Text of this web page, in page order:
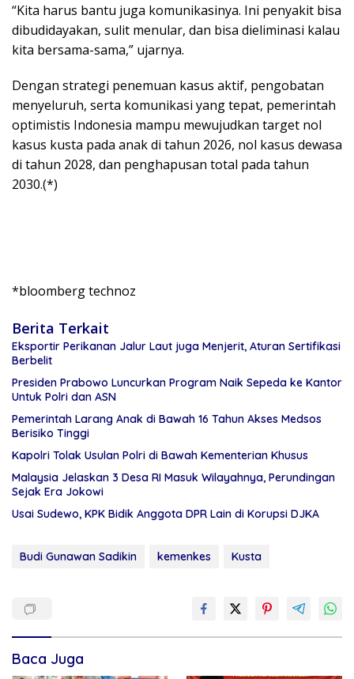
“Kita harus bantu juga komunikasinya. Ini penyakit bisa
dibudidayakan, sulit menular, dan bisa dieliminasi kalau
kita bersama-sama,” ujarnya.
Dengan strategi penemuan kasus aktif, pengobatan
menyeluruh, serta komunikasi yang tepat, pemerintah
optimistis Indonesia mampu mewujudkan target nol
kasus kusta pada anak di tahun 2026, nol kasus dewasa
di tahun 2028, dan penghapusan total pada tahun
2030.(*)
*bloomberg technoz
Berita Terkait
Eksportir Perikanan Jalur Laut juga Menjerit, Aturan Sertifikasi
Berbelit
Presiden Prabowo Luncurkan Program Naik Sepeda ke Kantor
Untuk Polri dan ASN
Pemerintah Larang Anak di Bawah 16 Tahun Akses Medsos
Berisiko Tinggi
Kapolri Tolak Usulan Polri di Bawah Kementerian Khusus
Malaysia Jelaskan 3 Desa RI Masuk Wilayahnya, Perundingan
Sejak Era Jokowi
Usai Sudewo, KPK Bidik Anggota DPR Lain di Korupsi DJKA
Budi Gunawan Sadikin kemenkes Kusta
Baca Juga